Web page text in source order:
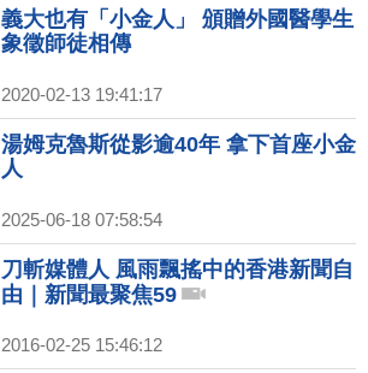
義大也有「小金人」 頒贈外國醫學生
象徵師徒相傳
2020-02-13 19:41:17
湯姆克魯斯從影逾40年 拿下首座小金
人
2025-06-18 07:58:54
刀斬媒體人 風雨飄搖中的香港新聞自
由｜新聞最聚焦59
2016-02-25 15:46:12